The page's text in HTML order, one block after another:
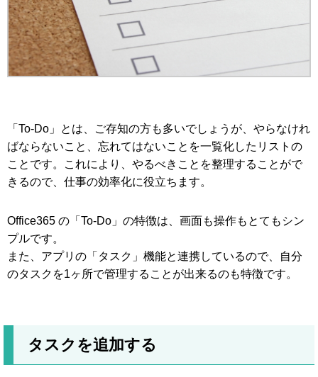
「To-Do」とは、ご存知の方も多いでしょうが、やらなけれ
ばならないこと、忘れてはないことを一覧化したリストの
ことです。これにより、やるべきことを整理することがで
きるので、仕事の効率化に役立ちます。
Office365 の「To-Do」の特徴は、画面も操作もとてもシン
プルです。
また、アプリの「タスク」機能と連携しているので、自分
のタスクを1ヶ所で管理することが出来るのも特徴です。
タスクを追加する